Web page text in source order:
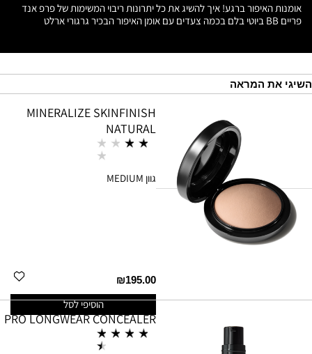
אומנות האיפור ברגע! איך להשיג את כל יתרונות ריבוי המשימות של פרפ אנד
פריים BB ביוטי בלם בכמה צעדים עם אומן האיפור הבכיר גרגורי ארלט
השיגי את המראה
MINERALIZE SKINFINISH
NATURAL
גוון MEDIUM
₪195.00
הוסיפי לסל
PRO LONGWEAR CONCEALER